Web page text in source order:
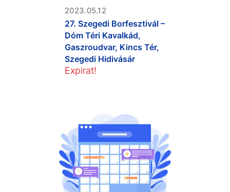
2023.05.12
27. Szegedi Borfesztivál –
Dóm Téri Kavalkád,
Gaszroudvar, Kincs Tér,
Szegedi Hidivásár
Expirat!